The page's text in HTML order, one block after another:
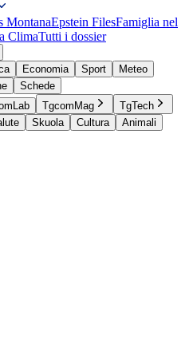
MontanaEpstein FilesFamiglia nel
ClimaTutti i dossier
Economia Sport
Meteo
Schede
TgcomMag
TgTech
Skuola Cultura
Animali